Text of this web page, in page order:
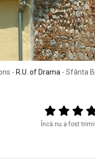
- R.U. of Drama - Sfânta
Output
(star)(star)
Încă nu a fost